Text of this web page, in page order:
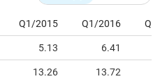
Q1/2015 Q1/2016
5.13 6.41
13.26 13.72